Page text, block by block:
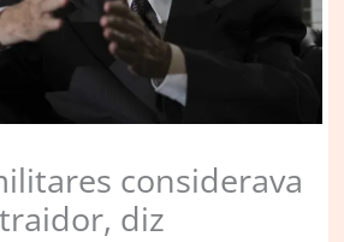
considerava
diz